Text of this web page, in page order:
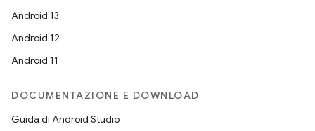
Android 13
Android 12
Android 11
DOCUMENTAZIONE E DOWNLOAD
Guida di Android Studio